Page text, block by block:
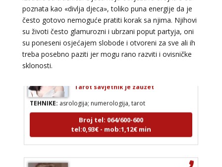
poznata kao «divlja djeca», toliko puna energije da je
često gotovo nemoguće pratiti korak sa njima. Njihovi
su životi često glamurozni i ubrzani poput partyja, oni
su poneseni osjećajem slobode i otvoreni za sve ali ih
treba posebno paziti jer mogu rano razviti i ovisničke
sklonosti.
Broj tel: 064/600-600
tel:0,93€ - mob:1,12€ min
TEHNIKE:asrologija; numerologija, tarot
Broj tel: 064/600-600
tel:0,93€ - mob:1,12€ min